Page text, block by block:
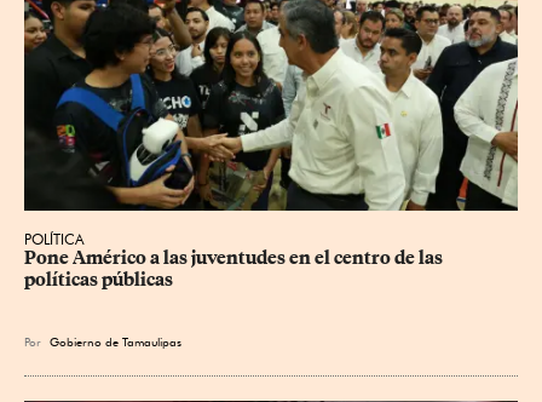
POLÍTICA
Pone Américo a las juventudes en el centro de las
políticas públicas
Por Gobierno de Tamaulipas